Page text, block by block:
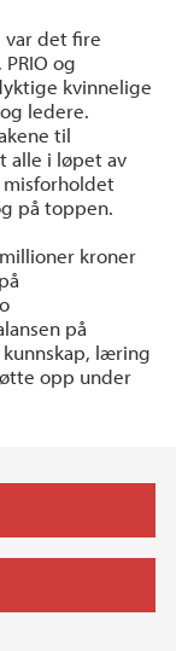
var det fire
og
kvinnelige
ledere.
til
alle i løpet av
misforholdet
på toppen.
kroner
på
læring
opp under